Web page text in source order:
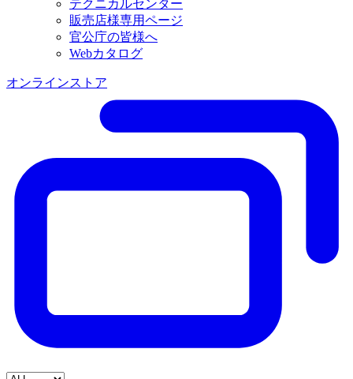
テクニカルセンター
販売店様専用ページ
官公庁の皆様へ
Webカタログ
オンラインストア